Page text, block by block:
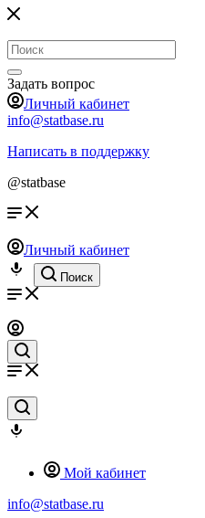
Задать вопрос
Личный кабинет
info@statbase.ru
Написать в поддержку
@statbase
Личный кабинет
Поиск
Мой кабинет
info@statbase.ru